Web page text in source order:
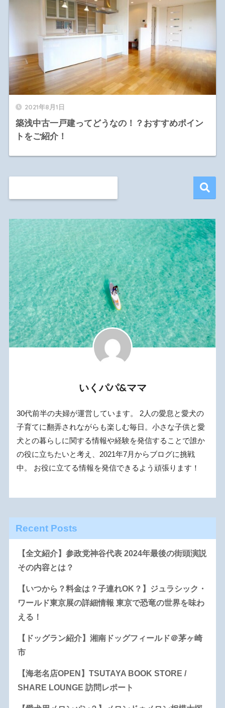
2021年8月1日
築浅中古一戸建ってどうなの！？おすすめポイン
トをご紹介！
いくパパ&ママ
30代前半の夫婦が運営しています。 2人の愛息と愛犬の
子育てに翻弄されながらも楽しむ毎日。小さな子供と愛
犬との暮らしに関する情報や経験を発信することで誰か
の役に立ちたいと考え、2021年7月からブログに挑戦
中。 お役に立てる情報を発信できるよう頑張ります！
Recent Posts
【全文紹介】参政党神谷代表 2024年最後の街頭演説
その内容とは？
【いつから？料金は？子連れOK？】ジュラシック・
ワールド東京展の詳細情報 東京で恐竜の世界を味わ
える！
【ドッグラン紹介】湘南ドッグフィールド＠茅ヶ崎
市
【海老名店OPEN】TSUTAYA BOOK STORE /
SHARE LOUNGE 訪問レポート